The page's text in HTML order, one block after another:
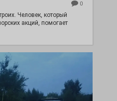
0
Человек, который
акций, помогает